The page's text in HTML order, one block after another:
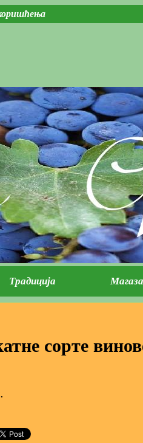
сорте
Традиција Магаза